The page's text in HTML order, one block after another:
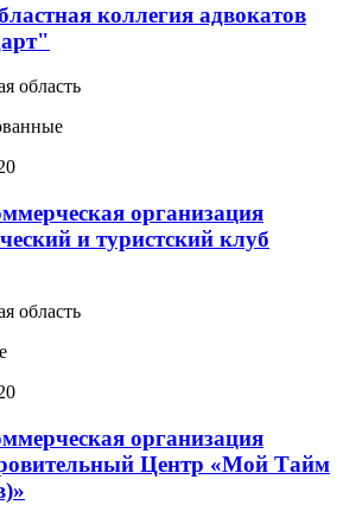
коллегия адвокатов
область
организация
и туристский клуб
область
организация
Центр «Мой Тайм